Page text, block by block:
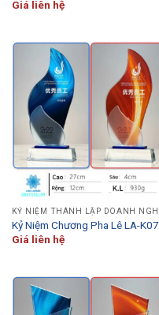
Giá liên hệ
Kỷ Niệm Chương Pha Lê LA-K07
Giá liên hệ